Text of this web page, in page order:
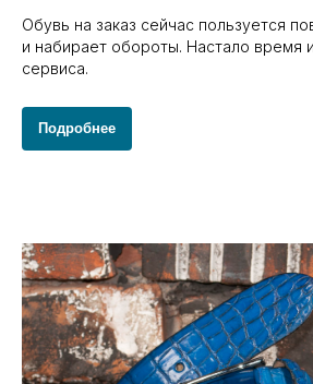
Обувь на заказ сейчас пользуется
и набирает обороты. Настало время
сервиса.
Подробнее